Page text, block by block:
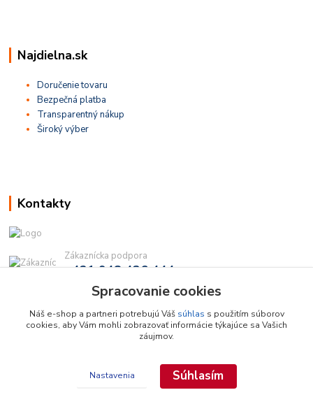
Najdielna.sk
Doručenie tovaru
Bezpečná platba
Transparentný nákup
Široký výber
Kontakty
Zákaznícka podpora
+421 948 436 444
(Po-Pia, 9-16 hod.)
info@najdielna.sk
Spracovanie cookies
Náš e-shop a partneri potrebujú Váš súhlas s použitím súborov
cookies, aby Vám mohli zobrazovať informácie týkajúce sa Vašich
záujmov.
Nastavenia Súhlasím